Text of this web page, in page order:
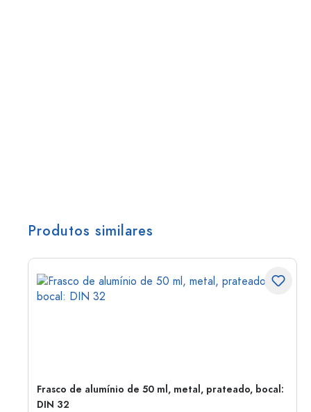
Produtos similares
Frasco de alumínio de 50 ml, metal, prateado, bocal:
DIN 32